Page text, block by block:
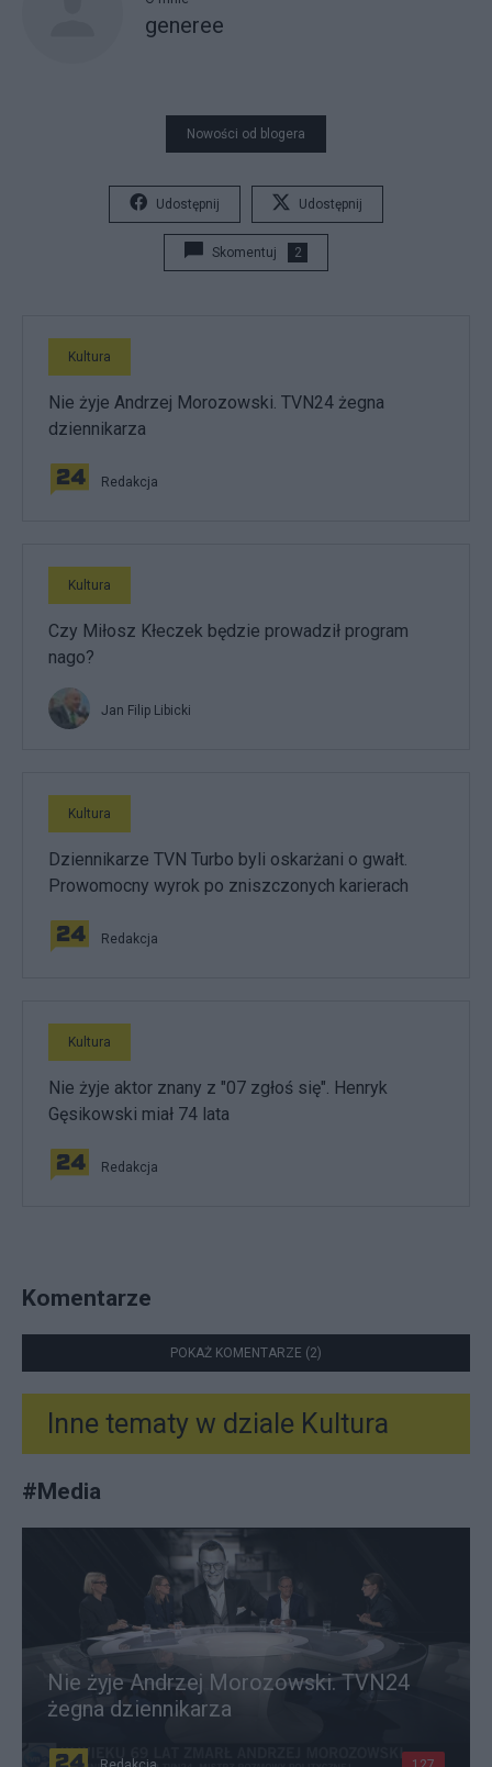
generee
Nowości od blogera
Udostępnij Udostępnij
Skomentuj 2
Kultura
Nie żyje Andrzej Morozowski. TVN24 żegna
dziennikarza
Redakcja
Kultura
Czy Miłosz Kłeczek będzie prowadził program
nago?
Jan Filip Libicki
Kultura
Dziennikarze TVN Turbo byli oskarżani o gwałt.
Prowomocny wyrok po zniszczonych karierach
Redakcja
Kultura
Nie żyje aktor znany z "07 zgłoś się". Henryk
Gęsikowski miał 74 lata
Redakcja
Komentarze
POKAŻ KOMENTARZE (2)
Inne tematy w dziale Kultura
#Media
Nie żyje Andrzej Morozowski. TVN24
żegna dziennikarza